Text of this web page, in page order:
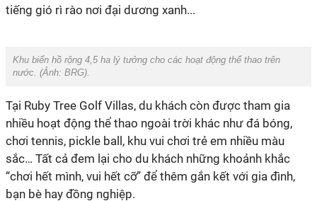
tiếng gió rì rào nơi đại dương xanh...
Khu biển hồ rộng 4,5 ha lý tưởng cho các hoạt động thể thao trên
nước. (Ảnh: BRG).
Tại Ruby Tree Golf Villas, du khách còn được tham gia
nhiều hoạt động thể thao ngoài trời khác như đá bóng,
chơi tennis, pickle ball, khu vui chơi trẻ em nhiều màu
sắc… Tất cả đem lại cho du khách những khoảnh khắc
“chơi hết mình, vui hết cỡ” để thêm gắn kết với gia đình,
bạn bè hay đồng nghiệp.